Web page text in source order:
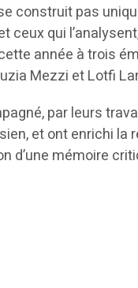
construit pas
ceux qui
année à trois
Mezzi et Lotfi
par leurs
et ont enrichi la
d’une mémoire